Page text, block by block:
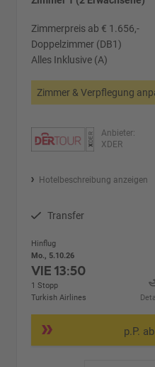
Zimmerpreis ab € 1.656,-
Doppelzimmer (DB1)
Alles Inklusive (A)
Zimmer & Verpflegung
Anbieter:
XDER
Hotelbeschreibung anzeigen
Transfer
Hinflug
Mo., 5.10.26
VIE13:50
1 Stopp
Turkish Airlines
p.P.